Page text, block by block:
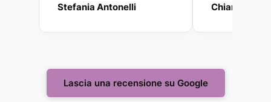
Stefania Antonelli Chiara
Lascia una recensione su Google